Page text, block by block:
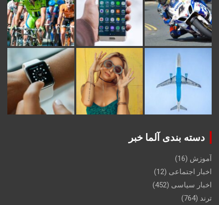
دسته بندی آلما خبر
آموزش (16)
اخبار اجتماعی (12)
اخبار سیاسی (452)
ترند (764)